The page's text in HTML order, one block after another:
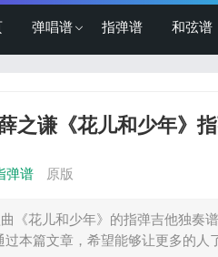
弹唱谱 指弹谱 和弦谱
之谦《花儿和少年》
弹谱 原版
《花儿和少年》的指弹吉他独奏
过本篇文章，希望能够让更多的人